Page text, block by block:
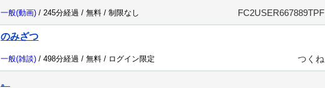
一般(動画) / 245分経過 / 無料 / 制限なし FC2USER667889TPF
のみざつ
一般(雑談) / 498分経過 / 無料 / ログイン限定 つくね
。